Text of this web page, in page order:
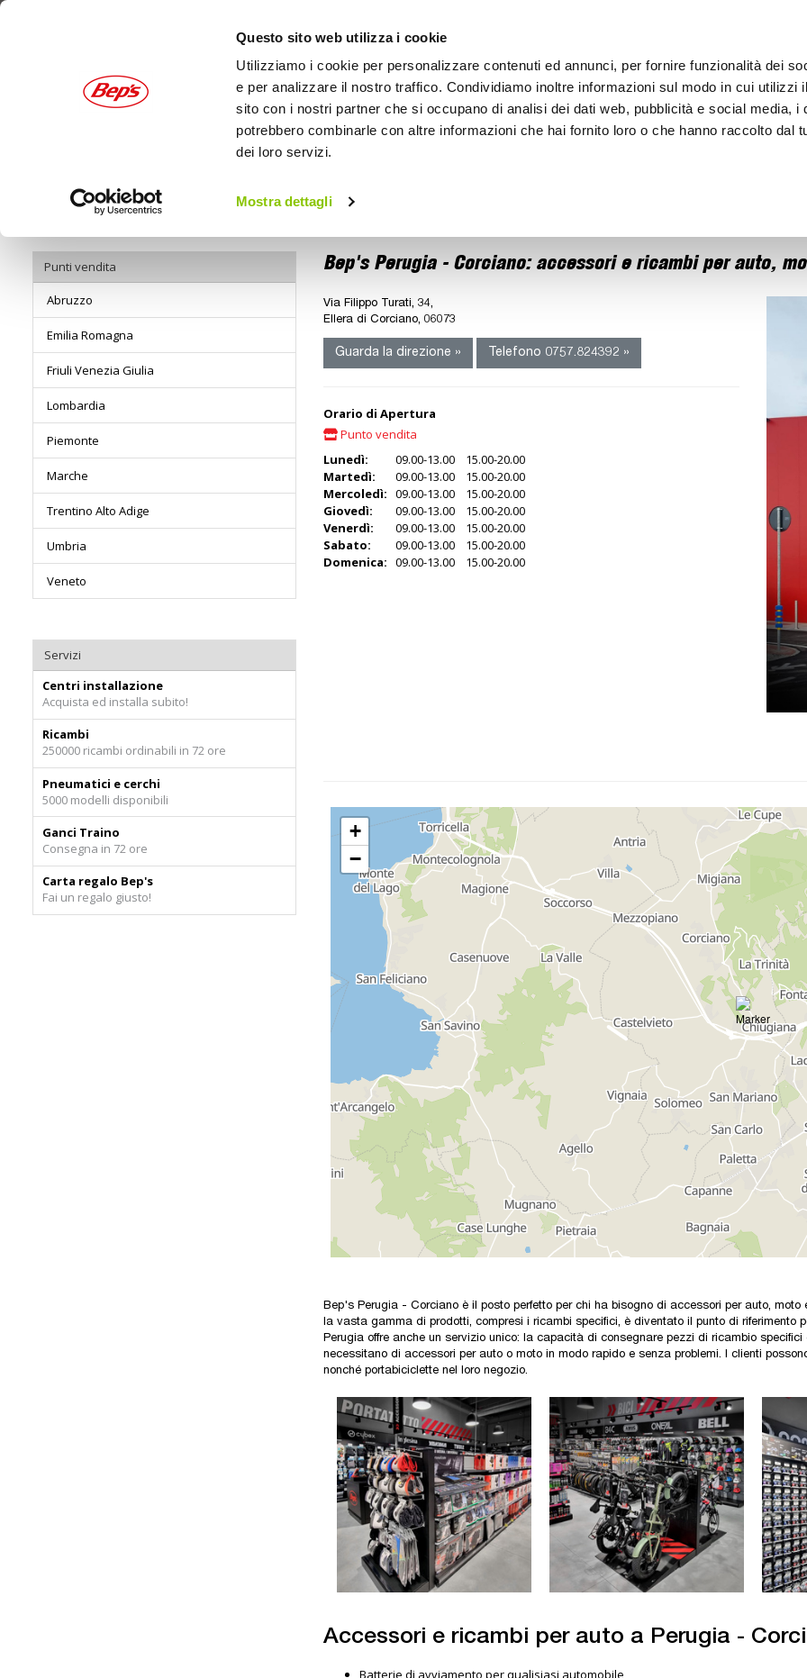
Questo sito web utilizza i cookie
Utilizziamo i cookie per personalizzare contenuti ed annunci, per fornire funzionalità dei
e per analizzare il nostro traffico. Condividiamo inoltre informazioni sul modo in cui utilizzi
sito con i nostri partner che si occupano di analisi dei dati web, pubblicità e social media, i
potrebbero combinarle con altre informazioni che hai fornito loro o che hanno raccolto dal
dei loro servizi.
Mostra dettagli
Punti vendita
Abruzzo
Emilia Romagna
Friuli Venezia Giulia
Lombardia
Piemonte
Marche
Trentino Alto Adige
Umbria
Veneto
Servizi
Centri installazione
Acquista ed installa subito!
Ricambi
250000 ricambi ordinabili in 72 ore
Pneumatici e cerchi
5000 modelli disponibili
Ganci Traino
Consegna in 72 ore
Carta regalo Bep's
Fai un regalo giusto!
Bep's Perugia - Corciano: accessori e ricambi per auto,
Via Filippo Turati, 34,
Ellera di Corciano, 06073
Guarda la direzione » Telefono 0757.824392 »
Orario di Apertura
Punto vendita
Lunedì:
09.00-13.00 15.00-20.00
Martedì:
09.00-13.00 15.00-20.00
Mercoledì: 09.00-13.00 15.00-20.00
Giovedì:
09.00-13.00 15.00-20.00
Venerdì:
09.00-13.00 15.00-20.00
Sabato:
09.00-13.00 15.00-20.00
Domenica: 09.00-13.00 15.00-20.00
Bep's Perugia - Corciano è il posto perfetto per chi ha bisogno di accessori per auto,
la vasta gamma di prodotti, compresi i ricambi specifici, è diventato il punto di
Perugia offre anche un servizio unico: la capacità di consegnare pezzi di ricambio
necessitano di accessori per auto o moto in modo rapido e senza problemi. I clienti
nonché portabiciclette nel loro negozio.
Accessori e ricambi per auto a Perugia -
Batterie di avviamento per qualisiasi automobile